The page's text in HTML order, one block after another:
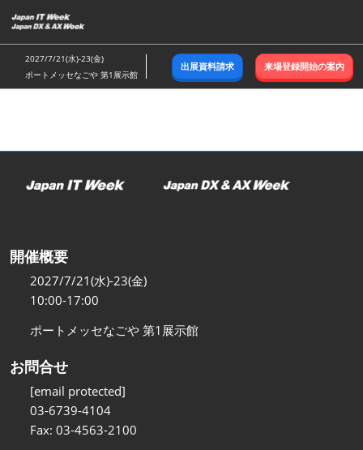
キ
ッ
し
む
2027/7/21(水)-23(金)
ポートメッセなごや 第1展示館
出展資料請求 来場登録開始の案内
開催概要
2027/7/21(水)-23(金)
10:00-17:00
ポートメッセなごや 第1展示館
お問合せ
[email protected]
03-6739-4104
Fax: 03-4563-2100